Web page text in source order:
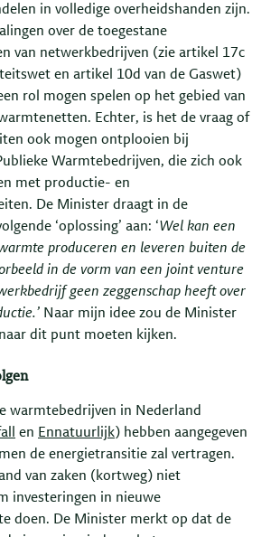
in volledige overheidshanden zijn.
over de toegestane
van netwerkbedrijven (zie artikel 17c
en artikel 10d van de Gaswet)
rol mogen spelen op het gebied van
Echter, is het de vraag of
ook mogen ontplooien bij
Warmtebedrijven, die zich ook
met productie- en
De Minister draagt in de
‘oplossing’ aan: ‘Wel kan een
produceren en leveren buiten de
in de vorm van een joint venture
geen zeggenschap heeft over
Naar mijn idee zou de Minister
dit punt moeten kijken.
warmtebedrijven in Nederland
en Ennatuurlijk) hebben aangegeven
de energietransitie zal vertragen.
van zaken (kortweg) niet
investeringen in nieuwe
doen. De Minister merkt op dat de